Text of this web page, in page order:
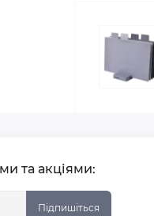
та акціями:
Підпишіться